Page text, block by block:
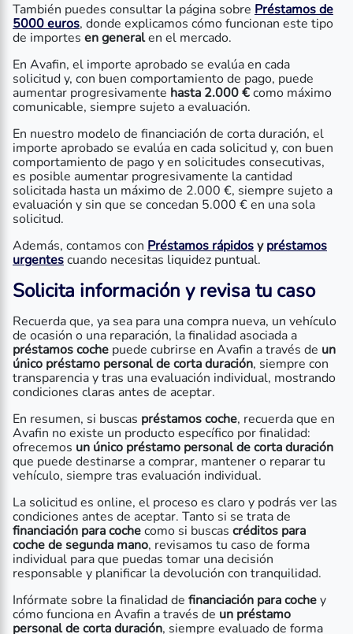
También puedes consultar la página sobre Préstamos de
5000 euros, donde explicamos cómo funcionan este tipo
de importes en generalen el mercado.
En Avafin, el importe aprobado se evalúa en cada
solicitud y, con buen comportamiento de pago, puede
aumentar progresivamente hasta 2.000 €como máximo
comunicable, siempre sujeto a evaluación.
En nuestro modelo de financiación de corta duración, el
importe aprobado se evalúa en cada solicitud y, con buen
comportamiento de pago y en solicitudes consecutivas,
es posible aumentar progresivamente la cantidad
solicitada hasta un máximo de 2.000 €, siempre sujeto a
evaluación y sin que se concedan 5.000 € en una sola
solicitud.
Además, contamos con Préstamos rápidosypréstamos
urgentescuando necesitas liquidez puntual.
Solicita información y revisa tu caso
Recuerda que, ya sea para una compra nueva, un vehículo
de ocasión o una reparación, la finalidad asociada a
préstamos coche puede cubrirse en Avafin a través de un
único préstamo personal de corta duración, siempre con
transparencia y tras una evaluación individual, mostrando
condiciones claras antes de aceptar.
En resumen, si buscas préstamos coche, recuerda que en
Avafin no existe un producto específico por finalidad:
ofrecemos un único préstamo personal de corta duración
que puede destinarse a comprar, mantener o reparar tu
vehículo, siempre tras evaluación individual.
La solicitud es online, el proceso es claro y podrás ver las
condiciones antes de aceptar. Tanto si se trata de
financiación para cochecomo si buscas créditos para
coche de segunda mano, revisamos tu caso de forma
individual para que puedas tomar una decisión
responsable y planificar la devolución con tranquilidad.
Infórmate sobre la finalidad de financiación para cochey
cómo funciona en Avafin a través de un préstamo
personal de corta duración, siempre evaluado de forma